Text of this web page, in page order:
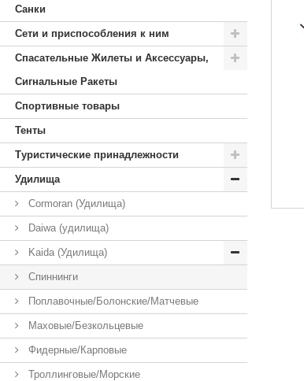
Санки
Сети и приспособления к ним
Спасательные Жилеты и Аксессуары,
Сигнальные Ракеты
Спортивные товары
Тенты
Туристические принадлежности
Удилища
Cormoran (Удилища)
Daiwa (удилища)
Kaida (Удилища)
Спиннинги
Поплавочные/Болонские/Матчевые
Маховые/Безкольцевые
Фидерные/Карповые
Троллинговые/Морские